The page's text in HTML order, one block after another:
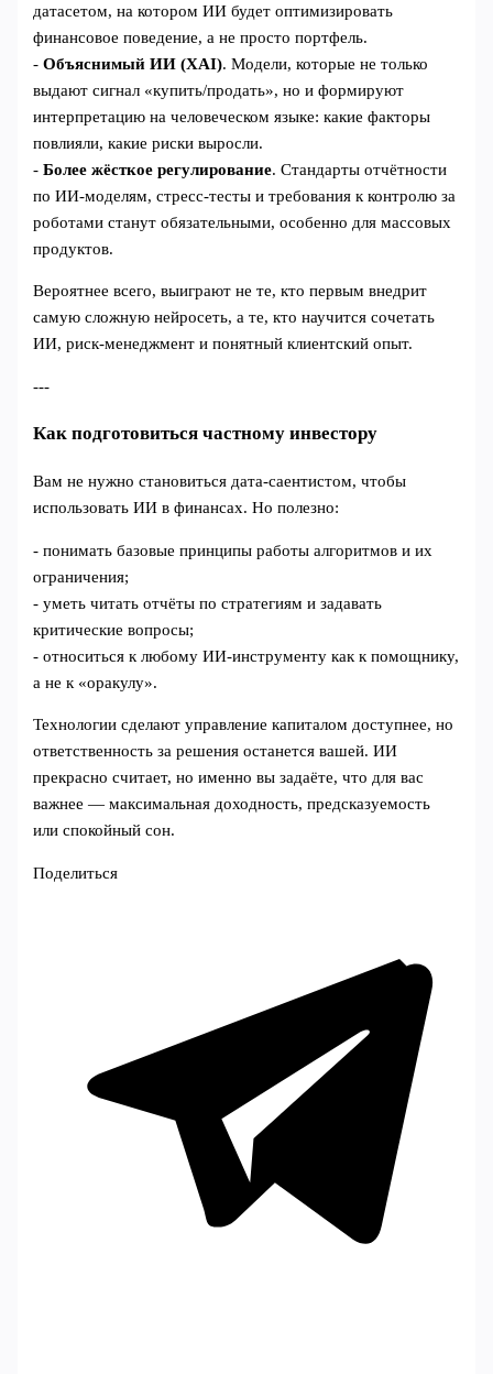
датасетом, на котором ИИ будет оптимизировать
финансовое поведение, а не просто портфель.
-Объяснимый ИИ (XAI). Модели, которые не только
выдают сигнал «купить/продать», но и формируют
интерпретацию на человеческом языке: какие факторы
повлияли, какие риски выросли.
-Более жёсткое регулирование. Стандарты отчётности
по ИИ‑моделям, стресс‑тесты и требования к контролю за
роботами станут обязательными, особенно для массовых
продуктов.
Вероятнее всего, выиграют не те, кто первым внедрит
самую сложную нейросеть, а те, кто научится сочетать
ИИ, риск‑менеджмент и понятный клиентский опыт.
---
Как подготовиться частному инвестору
Вам не нужно становиться дата‑саентистом, чтобы
использовать ИИ в финансах. Но полезно:
- понимать базовые принципы работы алгоритмов и их
ограничения;
- уметь читать отчёты по стратегиям и задавать
критические вопросы;
- относиться к любому ИИ‑инструменту как к помощнику,
а не к «оракулу».
Технологии сделают управление капиталом доступнее, но
ответственность за решения останется вашей. ИИ
прекрасно считает, но именно вы задаёте, что для вас
важнее — максимальная доходность, предсказуемость
или спокойный сон.
Поделиться